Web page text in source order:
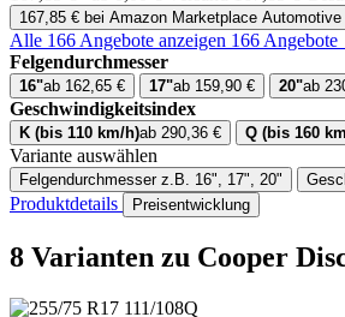
167,85 € bei Amazon Marketplace Automotive
Alle 166 Angebote anzeigen 166 Angebote
Felgendurchmesser
16"ab 162,65 € 17"ab 159,90 € 20"ab
Geschwindigkeitsindex
K (bis 110 km/h)ab 290,36 € Q (bis 160
Variante auswählen
Felgendurchmesser z.B. 16", 17", 20"
Produktdetails Preisentwicklung
8 Varianten zu Cooper